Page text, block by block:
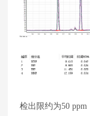
检出限约为50 ppm